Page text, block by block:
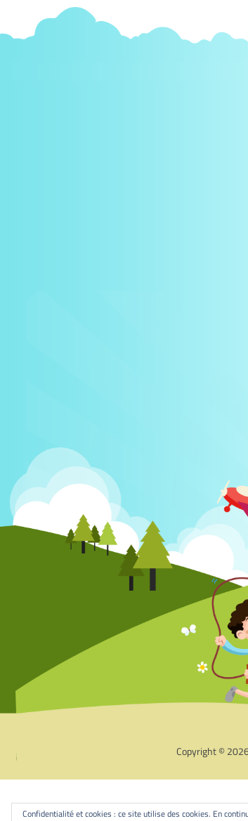
Copyright ©
Confidentialité et cookies : ce site utilise des cookies. En